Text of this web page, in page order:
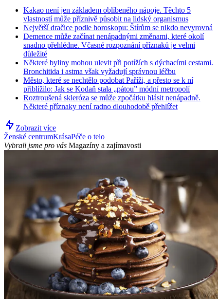
Kakao není jen základem oblíbeného nápoje. Těchto 5
vlastností může příznivě působit na lidský organismus
Největší dračice podle horoskopu: Štírům se nikdo nevyrovná
Demence může začínat nenápadnými změnami, které okolí
snadno přehlédne. Včasné rozpoznání příznaků je velmi
důležité
Některé byliny mohou ulevit při potížích s dýchacími cestami.
Bronchitida i astma však vyžadují správnou léčbu
Město, které se nechtělo podobat Paříži, a přesto se k ní
přiblížilo: Jak se Kodaň stala „pátou” módní metropolí
Roztroušená skleróza se může zpočátku hlásit nenápadně.
Některé příznaky není radno dlouhodobě přehlížet
Zobrazit více
Ženské centrumKrásaPéče o telo
Vybrali jsme pro vás Magazíny a zajímavosti